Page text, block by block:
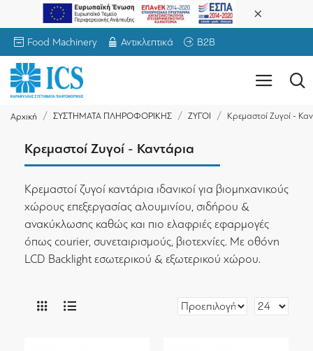
Food Machinery Αντικλεπτικά B2B
Αρχική ΣΥΣΤΗΜΑΤΑ ΠΛΗΡΟΦΟΡΙΚΗΣ ΖΥΓΟΙ Κρεμαστοί Ζυγοί -
Κρεμαστοί Ζυγοί - Καντάρια
Κρεμαστοί ζυγοί καντάρια ιδανικοί για βιομηχανικούς
χώρους επεξεργασίας αλουμινίου, σιδήρου &
ανακύκλωσης καθώς και πιο ελαφριές εφαρμογές
όπως courier, συνεταιρισμούς, βιοτεχνίες. Με οθόνη
LCD Backlight εσωτερικού & εξωτερικού χώρου.